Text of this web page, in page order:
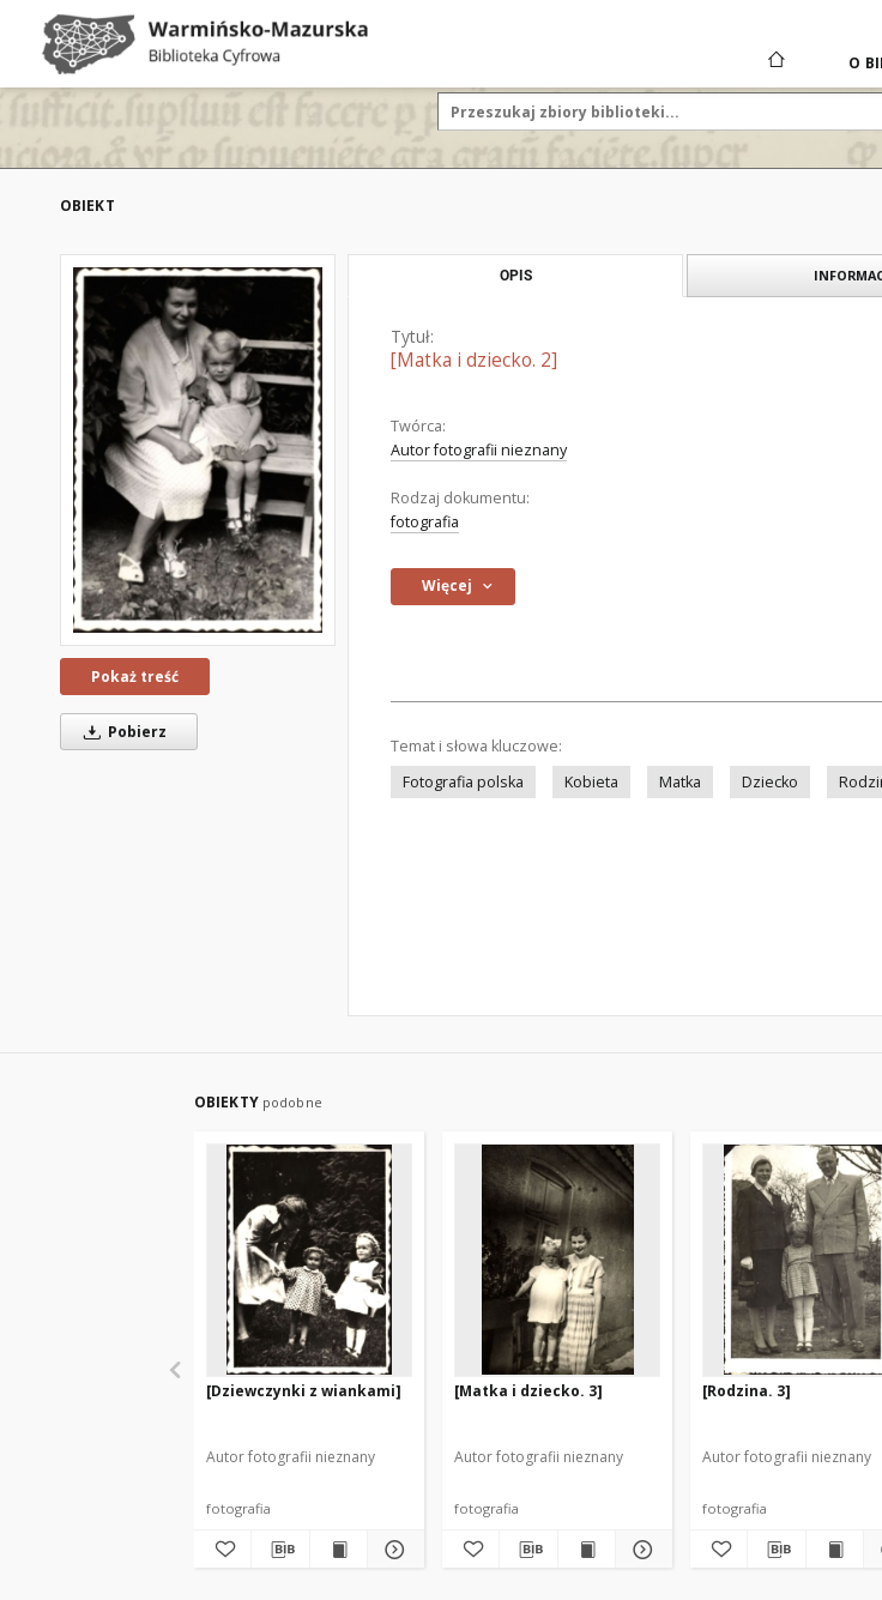
O
OBIEKT
Pokaż treść
Pobierz
OPIS
Tytuł:
[Matka i dziecko. 2]
Twórca:
Autor fotografii nieznany
Rodzaj dokumentu:
fotografia
Więcej
Temat i słowa kluczowe:
Fotografia polska
Kobieta Matka Dziecko
OBIEKTY podobne
[Dziewczynki z wiankami]
Autor fotografii nieznany
fotografia
[Matka i dziecko. 3]
Autor fotografii nieznany
fotografia
[Rodzina. 3]
Autor fotografii nieznany
fotografia